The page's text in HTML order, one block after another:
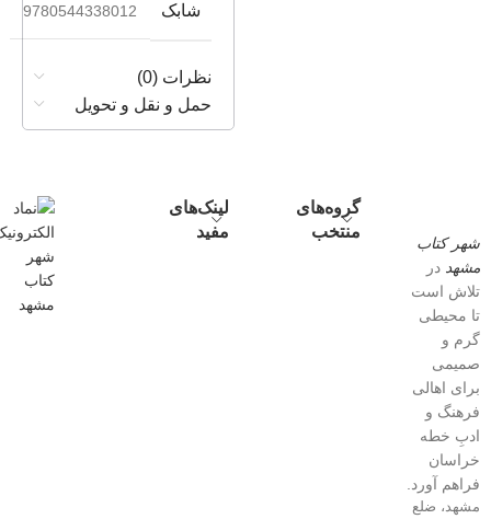
شابک 9780544338012
نظرات (0)
حمل و نقل و تحویل
شهر کتاب
مشهد در
تلاش است
تا محیطی
گرم و
صمیمی
برای اهالی
فرهنگ و
ادبِ خطه
خراسان
فراهم آورد.
مشهد، ضلع
گروه‌های
منتخب
لینک‌های
مفید